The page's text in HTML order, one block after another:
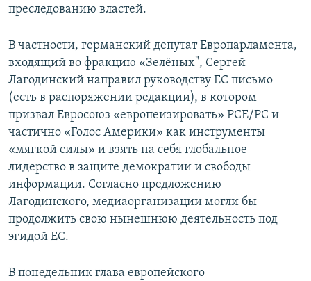
преследованию властей.
В частности, германский депутат Европарламента,
входящий во фракцию «Зелёных", Сергей
Лагодинский направил руководству ЕС письмо
(есть в распоряжении редакции), в котором
призвал Евросоюз «европеизировать» РСЕ/РС и
частично «Голос Америки» как инструменты
«мягкой силы» и взять на себя глобальное
лидерство в защите демократии и свободы
информации. Согласно предложению
Лагодинского, медиаорганизации могли бы
продолжить свою нынешнюю деятельность под
эгидой ЕС.
В понедельник глава европейского